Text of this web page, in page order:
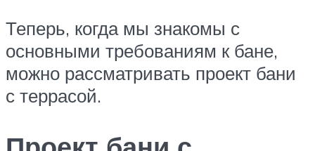
Теперь, когда мы знакомы с
основными требованиям к бане,
можно рассматривать проект бани
с террасой.